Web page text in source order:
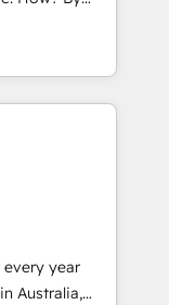
like SAP,
and
revenue-
devout CRM
digital
drives more
your
with you
every year